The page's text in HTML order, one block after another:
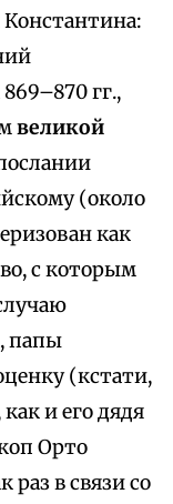
гг.,
великой
(около
как
с которым
папы
(кстати,
и его дядя
Орто
в связи со